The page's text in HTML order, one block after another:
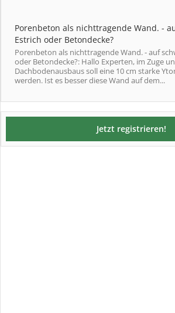
Porenbeton als nichttragende Wand. -
Estrich oder Betondecke?
Porenbeton als nichttragende Wand. - auf
oder Betondecke?: Hallo Experten, im Zuge
Dachbodenausbaus soll eine 10 cm starke
werden. Ist es besser diese Wand auf dem...
Jetzt registrieren!